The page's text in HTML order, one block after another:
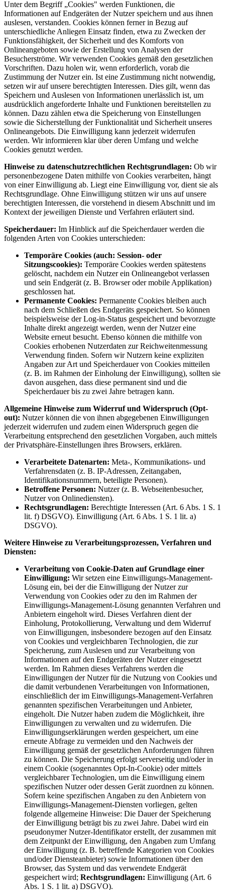
Unter dem Begriff „Cookies" werden Funktionen, die
Informationen auf Endgeräten der Nutzer speichern und aus ihnen
auslesen, verstanden. Cookies können ferner in Bezug auf
unterschiedliche Anliegen Einsatz finden, etwa zu Zwecken der
Funktionsfähigkeit, der Sicherheit und des Komforts von
Onlineangeboten sowie der Erstellung von Analysen der
Besucherströme. Wir verwenden Cookies gemäß den gesetzlichen
Vorschriften. Dazu holen wir, wenn erforderlich, vorab die
Zustimmung der Nutzer ein. Ist eine Zustimmung nicht notwendig,
setzen wir auf unsere berechtigten Interessen. Dies gilt, wenn das
Speichern und Auslesen von Informationen unerlässlich ist, um
ausdrücklich angeforderte Inhalte und Funktionen bereitstellen zu
können. Dazu zählen etwa die Speicherung von Einstellungen
sowie die Sicherstellung der Funktionalität und Sicherheit unseres
Onlineangebots. Die Einwilligung kann jederzeit widerrufen
werden. Wir informieren klar über deren Umfang und welche
Cookies genutzt werden.
Hinweise zu datenschutzrechtlichen Rechtsgrundlagen: Ob wir
personenbezogene Daten mithilfe von Cookies verarbeiten, hängt
von einer Einwilligung ab. Liegt eine Einwilligung vor, dient sie als
Rechtsgrundlage. Ohne Einwilligung stützen wir uns auf unsere
berechtigten Interessen, die vorstehend in diesem Abschnitt und im
Kontext der jeweiligen Dienste und Verfahren erläutert sind.
Speicherdauer: Im Hinblick auf die Speicherdauer werden die
folgenden Arten von Cookies unterschieden:
Temporäre Cookies (auch: Session- oder
Sitzungscookies): Temporäre Cookies werden spätestens
gelöscht, nachdem ein Nutzer ein Onlineangebot verlassen
und sein Endgerät (z. B. Browser oder mobile Applikation)
geschlossen hat.
Permanente Cookies: Permanente Cookies bleiben auch
nach dem Schließen des Endgeräts gespeichert. So können
beispielsweise der Log-in-Status gespeichert und bevorzugte
Inhalte direkt angezeigt werden, wenn der Nutzer eine
Website erneut besucht. Ebenso können die mithilfe von
Cookies erhobenen Nutzerdaten zur Reichweitenmessung
Verwendung finden. Sofern wir Nutzern keine expliziten
Angaben zur Art und Speicherdauer von Cookies mitteilen
(z. B. im Rahmen der Einholung der Einwilligung), sollten sie
davon ausgehen, dass diese permanent sind und die
Speicherdauer bis zu zwei Jahre betragen kann.
Allgemeine Hinweise zum Widerruf und Widerspruch (Opt-
out): Nutzer können die von ihnen abgegebenen Einwilligungen
jederzeit widerrufen und zudem einen Widerspruch gegen die
Verarbeitung entsprechend den gesetzlichen Vorgaben, auch mittels
der Privatsphäre-Einstellungen ihres Browsers, erklären.
Verarbeitete Datenarten: Meta-, Kommunikations- und
Verfahrensdaten (z. B. IP-Adressen, Zeitangaben,
Identifikationsnummern, beteiligte Personen).
Betroffene Personen: Nutzer (z. B. Webseitenbesucher,
Nutzer von Onlinediensten).
Rechtsgrundlagen: Berechtigte Interessen (Art. 6 Abs. 1 S. 1
lit. f) DSGVO). Einwilligung (Art. 6 Abs. 1 S. 1 lit. a)
DSGVO).
Weitere Hinweise zu Verarbeitungsprozessen, Verfahren und
Diensten:
Verarbeitung von Cookie-Daten auf Grundlage einer
Einwilligung: Wir setzen eine Einwilligungs-Management-
Lösung ein, bei der die Einwilligung der Nutzer zur
Verwendung von Cookies oder zu den im Rahmen der
Einwilligungs-Management-Lösung genannten Verfahren und
Anbietern eingeholt wird. Dieses Verfahren dient der
Einholung, Protokollierung, Verwaltung und dem Widerruf
von Einwilligungen, insbesondere bezogen auf den Einsatz
von Cookies und vergleichbaren Technologien, die zur
Speicherung, zum Auslesen und zur Verarbeitung von
Informationen auf den Endgeräten der Nutzer eingesetzt
werden. Im Rahmen dieses Verfahrens werden die
Einwilligungen der Nutzer für die Nutzung von Cookies und
die damit verbundenen Verarbeitungen von Informationen,
einschließlich der im Einwilligungs-Management-Verfahren
genannten spezifischen Verarbeitungen und Anbieter,
eingeholt. Die Nutzer haben zudem die Möglichkeit, ihre
Einwilligungen zu verwalten und zu widerrufen. Die
Einwilligungserklärungen werden gespeichert, um eine
erneute Abfrage zu vermeiden und den Nachweis der
Einwilligung gemäß der gesetzlichen Anforderungen führen
zu können. Die Speicherung erfolgt serverseitig und/oder in
einem Cookie (sogenanntes Opt-In-Cookie) oder mittels
vergleichbarer Technologien, um die Einwilligung einem
spezifischen Nutzer oder dessen Gerät zuordnen zu können.
Sofern keine spezifischen Angaben zu den Anbietern von
Einwilligungs-Management-Diensten vorliegen, gelten
folgende allgemeine Hinweise: Die Dauer der Speicherung
der Einwilligung beträgt bis zu zwei Jahre. Dabei wird ein
pseudonymer Nutzer-Identifikator erstellt, der zusammen mit
dem Zeitpunkt der Einwilligung, den Angaben zum Umfang
der Einwilligung (z. B. betreffende Kategorien von Cookies
und/oder Diensteanbieter) sowie Informationen über den
Browser, das System und das verwendete Endgerät
gespeichert wird; Rechtsgrundlagen: Einwilligung (Art. 6
Abs. 1 S. 1 lit. a) DSGVO).